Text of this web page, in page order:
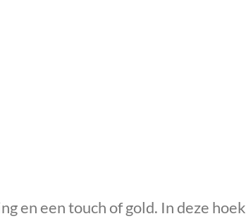
en een touch of gold. In deze hoek